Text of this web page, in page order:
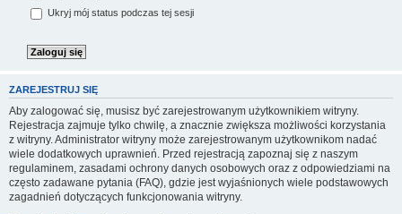
Ukryj mój status podczas tej sesji
ZAREJESTRUJ SIĘ
Aby zalogować się, musisz być zarejestrowanym użytkownikiem witryny.
Rejestracja zajmuje tylko chwilę, a znacznie zwiększa możliwości korzystania
z witryny. Administrator witryny może zarejestrowanym użytkownikom nadać
wiele dodatkowych uprawnień. Przed rejestracją zapoznaj się z naszym
regulaminem, zasadami ochrony danych osobowych oraz z odpowiedziami na
często zadawane pytania (FAQ), gdzie jest wyjaśnionych wiele podstawowych
zagadnień dotyczących funkcjonowania witryny.